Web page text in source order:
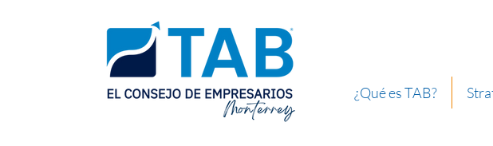
¿Qué es TAB?